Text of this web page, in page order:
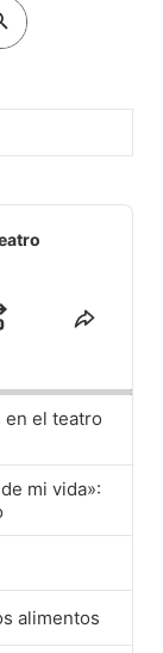
Share
en el teatro
mi vida»:
alimentos